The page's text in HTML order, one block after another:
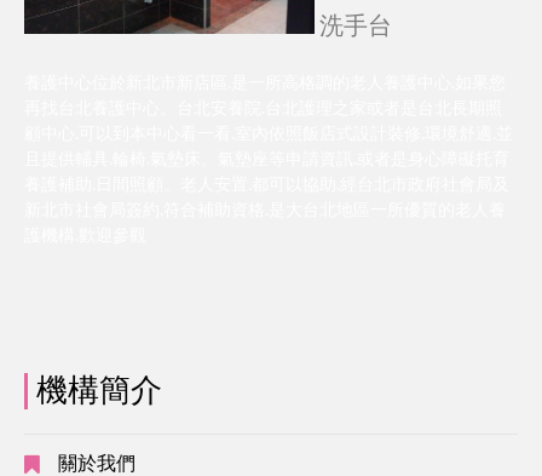
洗手台
機構簡介
關於我們